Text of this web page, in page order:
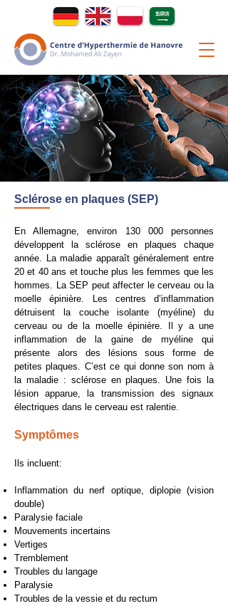
Sclérose en plaques (SEP)
En Allemagne, environ 130 000 personnes
développent la sclérose en plaques chaque
année. La maladie apparaît généralement entre
20 et 40 ans et touche plus les femmes que les
hommes. La SEP peut affecter le cerveau ou la
moelle épinière. Les centres d’inflammation
détruisent la couche isolante (myéline) du
cerveau ou de la moelle épinière. Il y a une
inflammation de la gaine de myéline qui
présente alors des lésions sous forme de
petites plaques. C’est ce qui donne son nom à
la maladie : sclérose en plaques. Une fois la
lésion apparue, la transmission des signaux
électriques dans le cerveau est ralentie.
Symptômes
Ils incluent:
Inflammation du nerf optique, diplopie (vision
double)
Paralysie faciale
Mouvements incertains
Vertiges
Tremblement
Troubles du langage
Paralysie
Troubles de la vessie et du rectum